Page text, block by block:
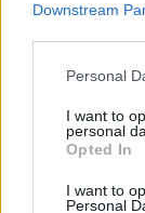
Downstream
Personal
I want to
personal
Opted In
I want to
Personal